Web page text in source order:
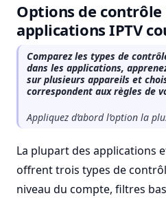
Options de
applications IPTV
Comparez les types de
dans les applications,
sur plusieurs appareils et
correspondent aux règles de
Appliquez d’abord l’option la
La plupart des applications
offrent trois types de
niveau du compte, filtres